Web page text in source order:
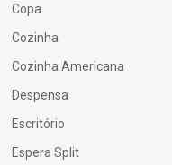
Copa
Cozinha
Cozinha Americana
Despensa
Escritório
Espera Split